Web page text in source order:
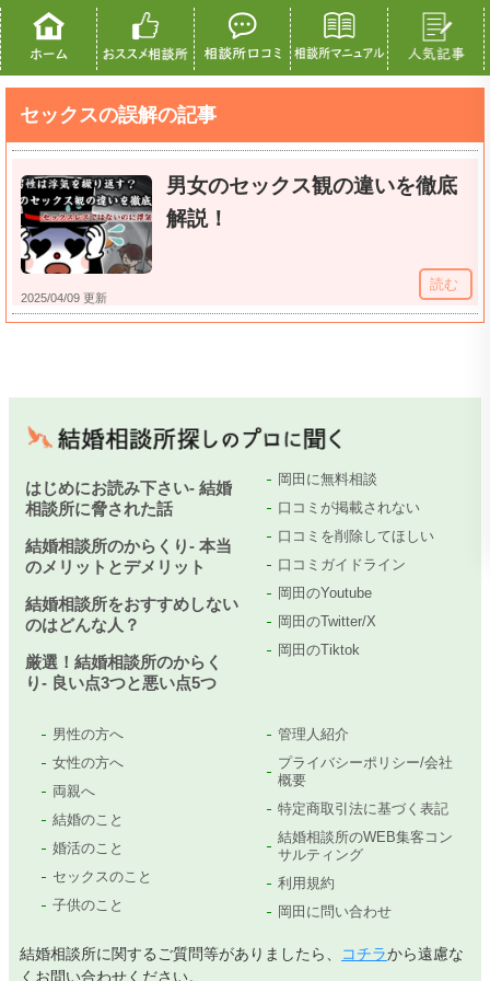
セックスの誤解の記事
2025/04/09 更新
男女のセックス観の違いを徹底
解説！
読む
はじめにお読み下さい- 結婚
相談所に脅された話
結婚相談所のからくり- 本当
のメリットとデメリット
結婚相談所をおすすめしない
のはどんな人？
厳選！結婚相談所のからく
り- 良い点3つと悪い点5つ
岡田に無料相談
口コミが掲載されない
口コミを削除してほしい
口コミガイドライン
岡田のYoutube
岡田のTwitter/X
岡田のTiktok
男性の方へ
女性の方へ
両親へ
結婚のこと
婚活のこと
セックスのこと
子供のこと
管理人紹介
プライバシーポリシー/会社
概要
特定商取引法に基づく表記
結婚相談所のWEB集客コン
サルティング
利用規約
岡田に問い合わせ
結婚相談所に関するご質問等がありましたら、 コチラから遠慮な
くお問い合わせください。